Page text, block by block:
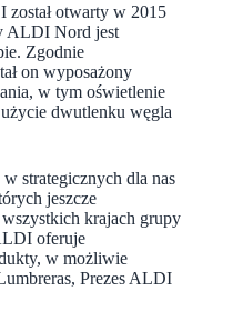
został otwarty w 2015
ALDI Nord jest
Zgodnie
on wyposażony
w tym oświetlenie
dwutlenku węgla
strategicznych dla nas
jeszcze
krajach grupy
oferuje
w możliwie
Prezes ALDI